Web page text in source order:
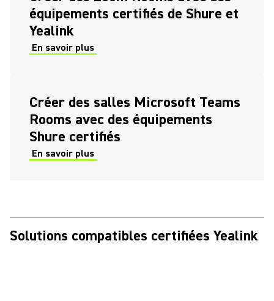
équipements certifiés de Shure et
Yealink
En savoir plus
Créer des salles Microsoft Teams
Rooms avec des équipements
Shure certifiés
En savoir plus
Solutions compatibles certifiées Yealink